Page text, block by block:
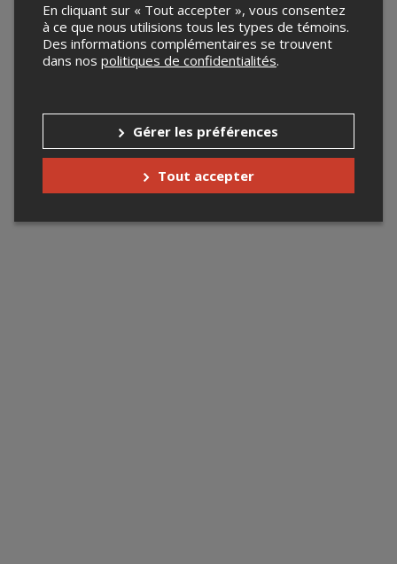
En cliquant sur « Tout accepter », vous consentez
à ce que nous utilisions tous les types de témoins.
Des informations complémentaires se trouvent
dans nos politiques de confidentialités.
Gérer les préférences
Tout accepter